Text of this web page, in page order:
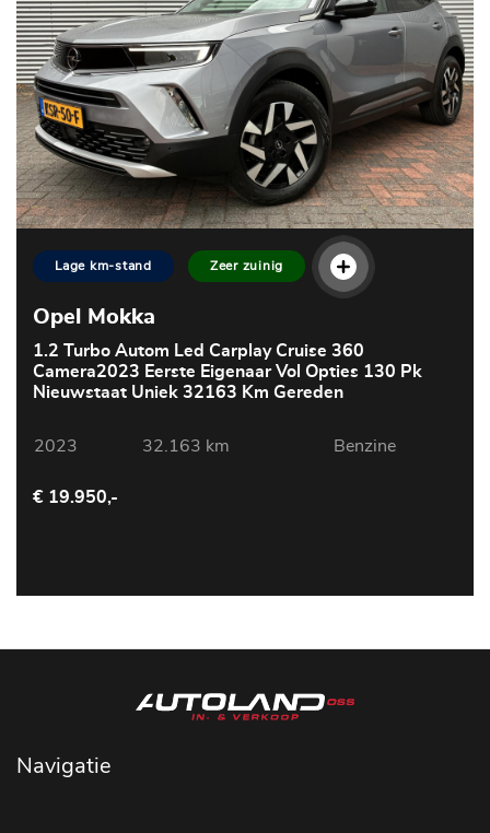
Lage km-stand Zeer zuinig
Opel Mokka
1.2 Turbo Autom Led Carplay Cruise 360
Camera2023 Eerste Eigenaar Vol Opties 130 Pk
Nieuwstaat Uniek 32163 Km Gereden
2023 32.163 km Benzine
€ 19.950,-
Navigatie